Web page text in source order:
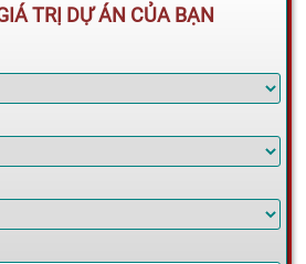
TRỊ DỰ ÁN CỦA BẠN